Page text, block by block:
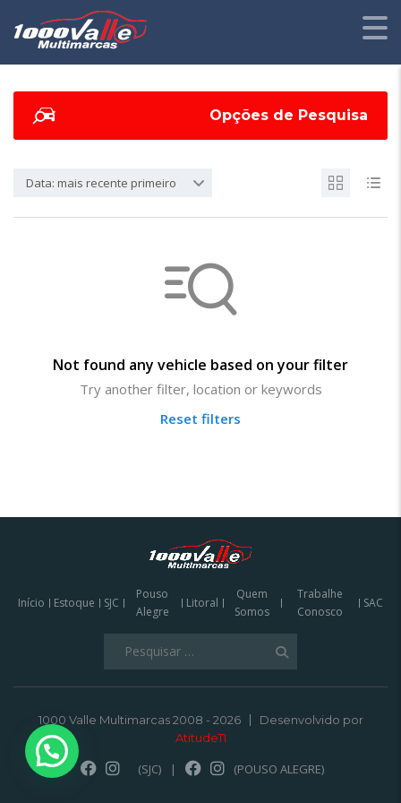
Opções de Pesquisa
Data: mais recente primeiro
Not found any vehicle based on your filter
Try another filter, location or keywords
Reset filters
Início Estoque SJC
Pouso
Alegre
Litoral
Quem
Somos
Trabalhe
Conosco
SAC
1000 Valle Multimarcas 2008 - 2026
Desenvolvido por
AtitudeTI
(SJC) | (POUSO ALEGRE)